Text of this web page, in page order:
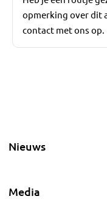
opmerking over dit
contact met ons op.
Nieuws
Media